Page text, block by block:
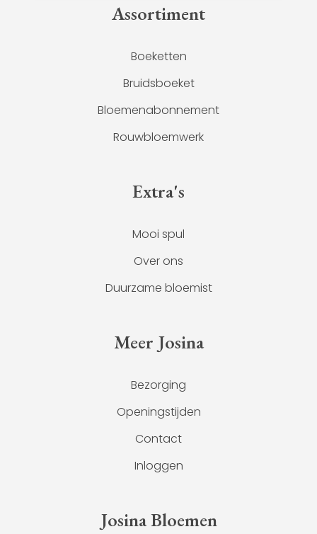
Assortiment
Boeketten
Bruidsboeket
Bloemenabonnement
Rouwbloemwerk
Extra's
Mooi spul
Over ons
Duurzame bloemist
Meer Josina
Bezorging
Openingstijden
Contact
Inloggen
Josina Bloemen